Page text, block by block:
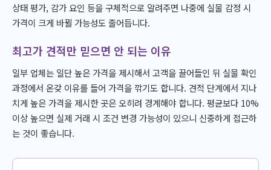
상태 평가, 감가 요인 등을 구체적으로 알려주면 나중에 실물 감정 시
가격이 크게 바뀔 가능성도 줄어듭니다.
최고가 견적만 믿으면 안 되는 이유
일부 업체는 일단 높은 가격을 제시해서 고객을 끌어들인 뒤 실물 확인
과정에서 온갖 이유를 들어 가격을 깎기도 합니다. 견적 단계에서 지나
치게 높은 가격을 제시한 곳은 오히려 경계해야 합니다. 평균보다 10%
이상 높으면 실제 거래 시 조건 변경 가능성이 있으니 신중하게 접근하
는 것이 좋습니다.